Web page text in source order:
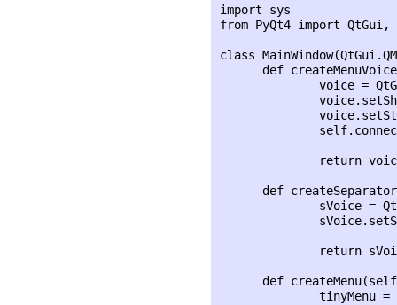
import sys
from PyQt4 import QtGui,
class
def
voice =
return
def
sVoice =
return
def
tinyMenu =